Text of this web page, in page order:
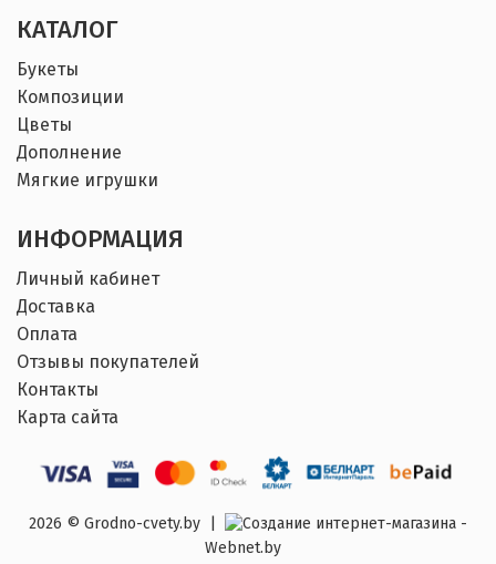
КАТАЛОГ
Букеты
Композиции
Цветы
Дополнение
Мягкие игрушки
ИНФОРМАЦИЯ
Личный кабинет
Доставка
Оплата
Отзывы покупателей
Контакты
Карта сайта
2026 © Grodno-cvety.by |
Создание интернет-магазина -
Webnet.by